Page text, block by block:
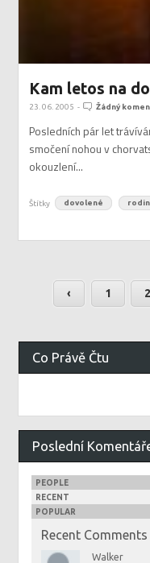
Kam letos na
23. 06. 2005 - Žádný
Posledních pár let
smočení nohou v
okouzlení...
Štítky dovolené
‹ 1 2
Co Právě Čtu
Poslední
PEOPLE
RECENT
POPULAR
Recent Comments
Walker